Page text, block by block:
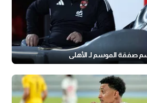
صفقة الموسم لـ الأهلي